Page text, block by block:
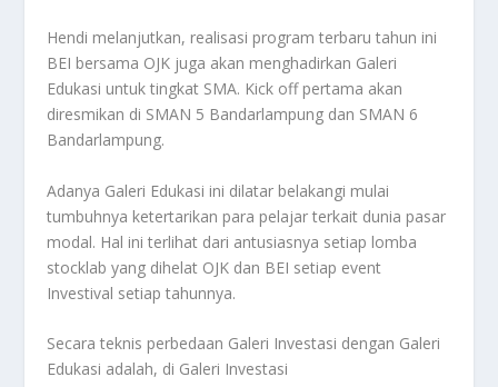
Hendi melanjutkan, realisasi program terbaru tahun ini
BEI bersama OJK juga akan menghadirkan Galeri
Edukasi untuk tingkat SMA. Kick off pertama akan
diresmikan di SMAN 5 Bandarlampung dan SMAN 6
Bandarlampung.
Adanya Galeri Edukasi ini dilatar belakangi mulai
tumbuhnya ketertarikan para pelajar terkait dunia pasar
modal. Hal ini terlihat dari antusiasnya setiap lomba
stocklab yang dihelat OJK dan BEI setiap event
Investival setiap tahunnya.
Secara teknis perbedaan Galeri Investasi dengan Galeri
Edukasi adalah, di Galeri Investasi